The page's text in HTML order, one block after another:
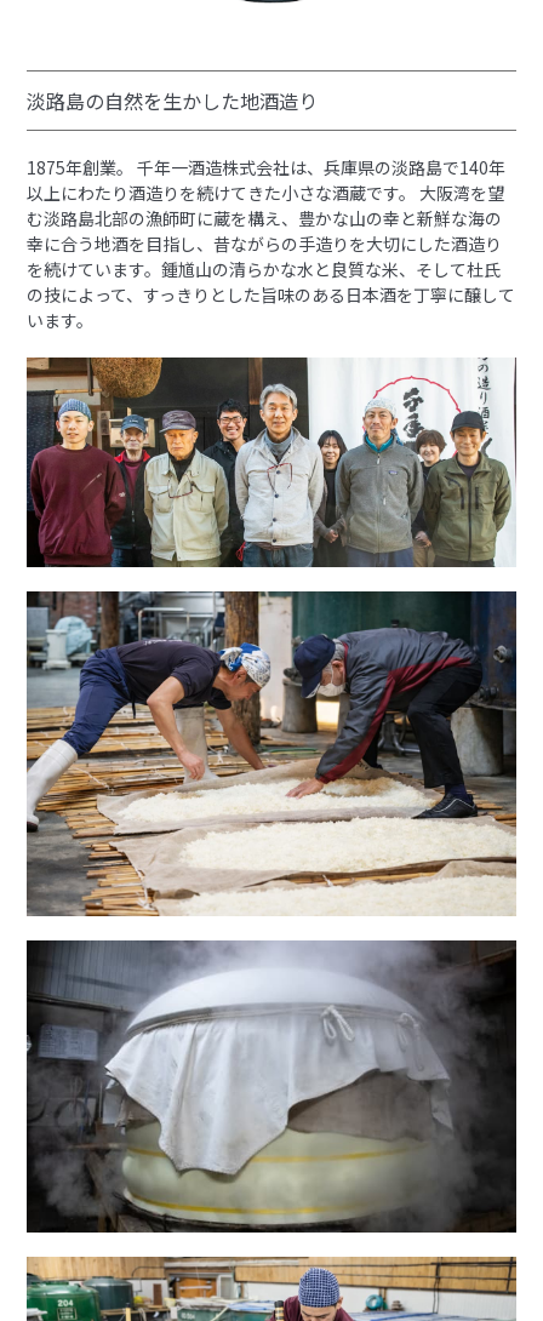
淡路島の自然を生かした地酒造り
1875年創業。 千年一酒造株式会社は、兵庫県の淡路島で140年
以上にわたり酒造りを続けてきた小さな酒蔵です。 大阪湾を望
む淡路島北部の漁師町に蔵を構え、豊かな山の幸と新鮮な海の
幸に合う地酒を目指し、昔ながらの手造りを大切にした酒造り
を続けています。鍾馗山の清らかな水と良質な米、そして杜氏
の技によって、すっきりとした旨味のある日本酒を丁寧に醸して
います。